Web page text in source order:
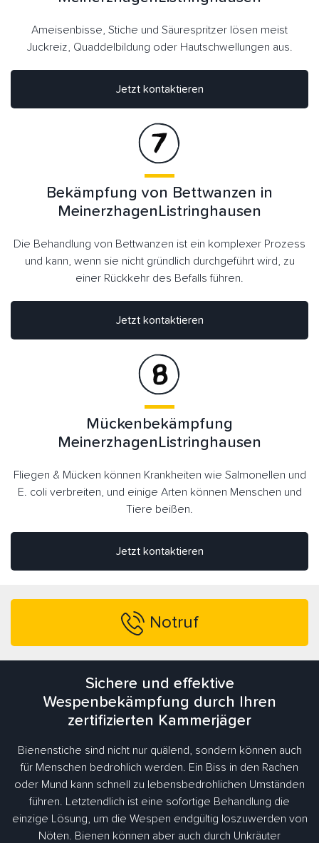
Jetzt kontaktieren
Ameisenbisse, Stiche und Säurespritzer lösen meist
Juckreiz, Quaddelbildung oder Hautschwellungen aus.
Bekämpfung von Bettwanzen in
MeinerzhagenListringhausen
Die Behandlung von Bettwanzen ist ein komplexer Prozess
und kann, wenn sie nicht gründlich durchgeführt wird, zu
einer Rückkehr des Befalls führen.
Jetzt kontaktieren
Jetzt kontaktieren
Mückenbekämpfung
MeinerzhagenListringhausen
Fliegen & Mücken können Krankheiten wie Salmonellen und
E. coli verbreiten, und einige Arten können Menschen und
Tiere beißen.
Notruf
Sichere und effektive
Wespenbekämpfung durch Ihren
zertifizierten Kammerjäger
Bienenstiche sind nicht nur quälend, sondern können auch
für Menschen bedrohlich werden. Ein Biss in den Rachen
oder Mund kann schnell zu lebensbedrohlichen Umständen
führen. Letztendlich ist eine sofortige Behandlung die
einzige Lösung, um die Wespen endgültig loszuwerden von
Nöten. Bienen können aber auch durch Unkräuter